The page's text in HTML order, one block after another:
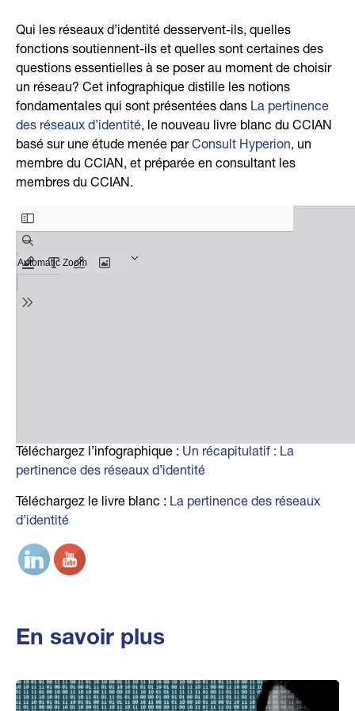
Qui les réseaux d’identité desservent-ils, quelles
fonctions soutiennent-ils et quelles sont certaines des
questions essentielles à se poser au moment de choisir
un réseau? Cet infographique distille les notions
fondamentales qui sont présentées dans La pertinence
des réseaux d’identité, le nouveau livre blanc du CCIAN
basé sur une étude menée parConsult Hyperion, un
membre du CCIAN, et préparée en consultant les
membres du CCIAN.
Téléchargez l’infographique : Un récapitulatif : La
pertinence des réseaux d’identité
Téléchargez le livre blanc : La pertinence des réseaux
d’identité
En savoir plus